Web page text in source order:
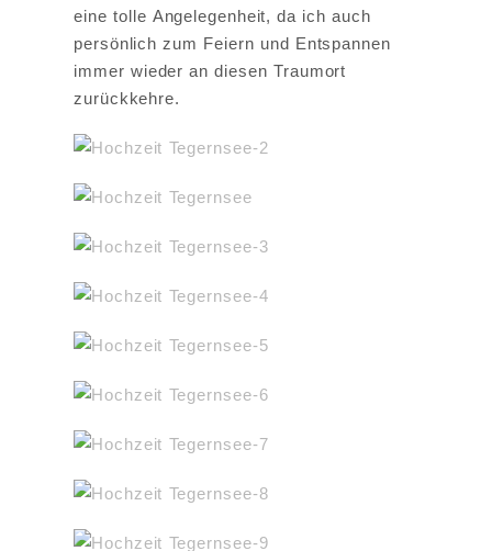
eine tolle Angelegenheit, da ich auch
persönlich zum Feiern und Entspannen
immer wieder an diesen Traumort
zurückkehre.